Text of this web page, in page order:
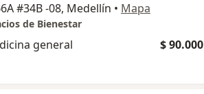
#34B -08, Medellín • Mapa
de Bienestar
general $ 90.000